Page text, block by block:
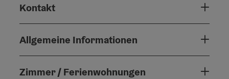
Kontakt
Allgemeine Informationen
Zimmer / Ferienwohnungen